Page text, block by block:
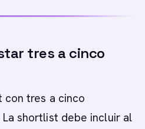
tres a cinco
tres a cinco
shortlist debe incluir al